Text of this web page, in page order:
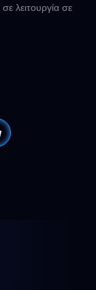
σε λειτουργία σε